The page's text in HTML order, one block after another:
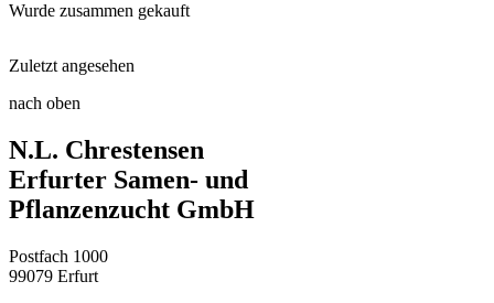
Rosenmanschetten
Wurde zusammen gekauft
Buschbohne Maxi
Buschbohne Brittle Wax
Salatgurke Marketmore
Zuletzt angesehen
Zwergrose Sugar Baby®
nach oben
N.L. Chrestensen
Erfurter Samen- und
Pflanzenzucht GmbH
Postfach 1000
99079 Erfurt